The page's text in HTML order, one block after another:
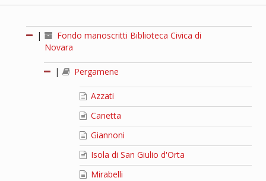
|
Fondo manoscritti Biblioteca Civica di
Novara
| Pergamene
Azzati
Canetta
Giannoni
Isola di San Giulio d'Orta
Mirabelli